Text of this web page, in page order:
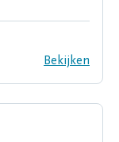
Bekijken